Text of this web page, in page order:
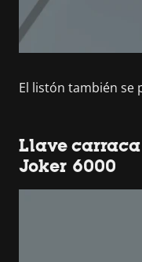
El listón también se
Llave
Joker 6000